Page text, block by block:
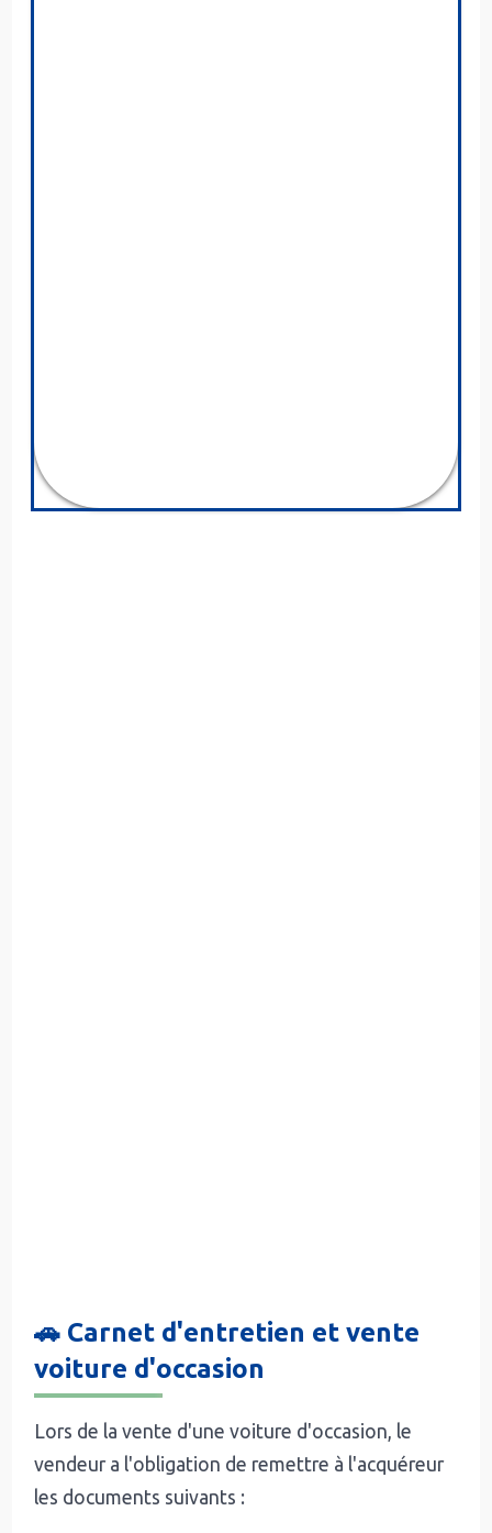
🚗 Carnet d'entretien et vente
voiture d'occasion
Lors de la vente d'une voiture d'occasion, le
vendeur a l'obligation de remettre à l'acquéreur
les documents suivants :